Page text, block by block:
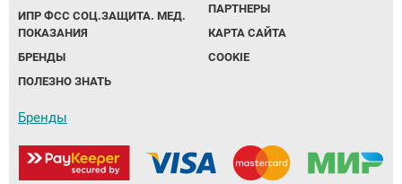
ИПР ФСС СОЦ.ЗАЩИТА. МЕД.
ПОКАЗАНИЯ
БРЕНДЫ
ПОЛЕЗНО ЗНАТЬ
ПАРТНЕРЫ
КАРТА САЙТА
COOKIE
Бренды